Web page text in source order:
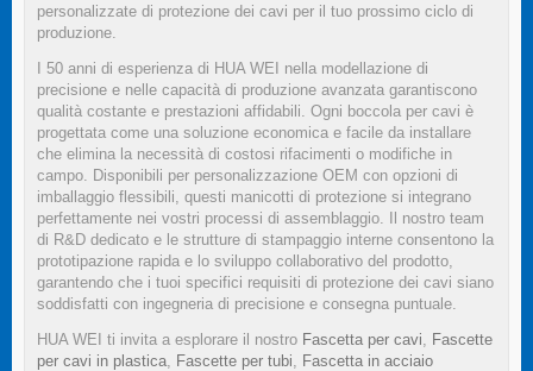
personalizzate di protezione dei cavi per il tuo prossimo ciclo di
produzione.
I 50 anni di esperienza di HUA WEI nella modellazione di
precisione e nelle capacità di produzione avanzata garantiscono
qualità costante e prestazioni affidabili. Ogni boccola per cavi è
progettata come una soluzione economica e facile da installare
che elimina la necessità di costosi rifacimenti o modifiche in
campo. Disponibili per personalizzazione OEM con opzioni di
imballaggio flessibili, questi manicotti di protezione si integrano
perfettamente nei vostri processi di assemblaggio. Il nostro team
di R&D dedicato e le strutture di stampaggio interne consentono la
prototipazione rapida e lo sviluppo collaborativo del prodotto,
garantendo che i tuoi specifici requisiti di protezione dei cavi siano
soddisfatti con ingegneria di precisione e consegna puntuale.
HUA WEI ti invita a esplorare il nostro Fascetta per cavi
Fascette
per cavi in plastica Fascette per tubi
Fascetta in acciaio